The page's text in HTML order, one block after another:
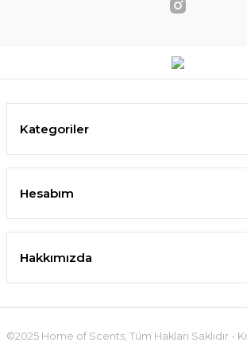
Kategoriler
Hesabım
Hakkımızda
©2025 Home of Scents, Tüm Hakları Saklıdır -